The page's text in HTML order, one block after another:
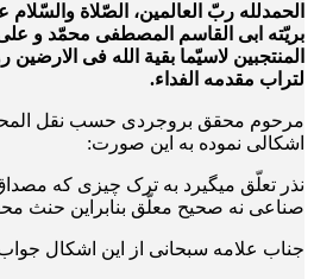
الحمدلله ربّ العالمین، الصّلاة
بریّته ابی القاسم المصطفی محمّد و
المنتجبین لاسیّما بقیة الله فی الارضین
لتراب مقدمه الفداء.
اشکالی نموده به این صورت:
نذر تعلّق می­گیرد به ترک چیزی که
صناعی نه صحیح معلّق بنابراین حنث
جناب علامه سبحانی از این اشکال